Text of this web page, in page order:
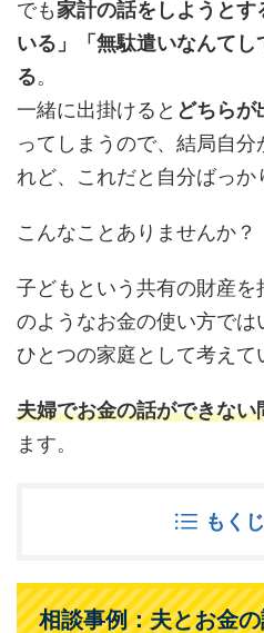
でも家計の話をしようと
いる」「無駄遣いなんて
る。
一緒に出掛けると どちらが
ってしまうので、結局自
れど、これだと自分ばっか
こんなことありませんか？
子どもという共有の財産
のようなお金の使い方では
ひとつの家庭として考えて
夫婦でお金の話ができない
ます。
もくじ
相談事例：夫とお金